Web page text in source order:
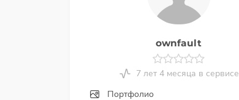
ownfault
7 лет 4 месяца в сервисе
Портфолио